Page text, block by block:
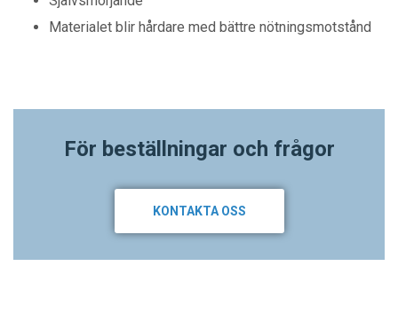
Materialet blir hårdare med bättre nötningsmotstånd
För beställningar och frågor
KONTAKTA OSS